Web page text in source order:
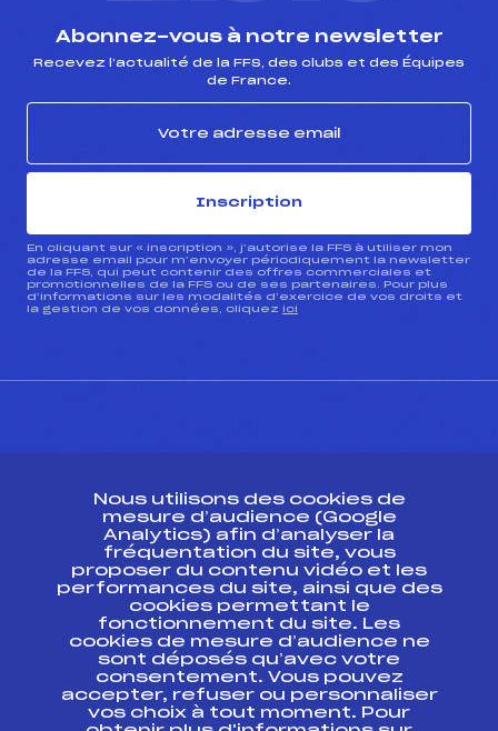
Abonnez-vous à notre newsletter
Recevez l’actualité de la FFS, des clubs et des Équipes
de France.
Inscription
En cliquant sur « inscription », j’autorise la FFS à utiliser mon
adresse email pour m’envoyer périodiquement la newsletter
de la FFS, qui peut contenir des offres commerciales et
promotionnelles de la FFS ou de ses partenaires. Pour plus
d’informations sur les modalités d’exercice de vos droits et
la gestion de vos données, cliquez ici
Ressources
Pass’Neige
Projet sportif fédéral
Projet de performance fédéral
Antidopage
Pôle Développement, Formation, Suivi
Scientifique
Nous utilisons des cookies de
mesure d’audience (Google
Analytics) afin d’analyser la
fréquentation du site, vous
proposer du contenu vidéo et les
performances du site, ainsi que des
cookies permettant le
fonctionnement du site. Les
cookies de mesure d’audience ne
sont déposés qu’avec votre
consentement. Vous pouvez
accepter, refuser ou personnaliser
vos choix à tout moment. Pour